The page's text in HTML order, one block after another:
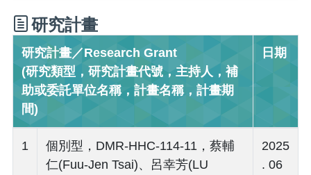
研究計畫
研究計畫／Research Grant
(研究類型，研究計畫代號，主持人，補
助或委託單位名稱，計畫名稱，計畫期
間)
日期
1
個別型，DMR-HHC-114-11，蔡輔
仁(Fuu-Jen Tsai)、呂幸芳(LU
2025
. 06